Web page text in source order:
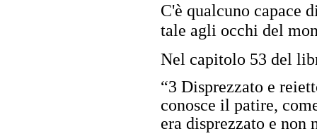
C'è qualcuno capace
tale agli occhi del
Nel capitolo 53 del
“3 Disprezzato e
conosce il patire,
era disprezzato e non